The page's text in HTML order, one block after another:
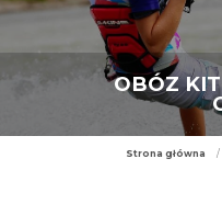
OBÓZ
Strona główna /